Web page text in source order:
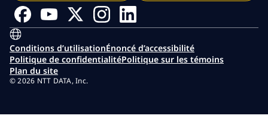
Conditions d’utilisationÉnoncé d’accessibilité
Politique de confidentialitéPolitique sur les témoins
Plan du site
© 2026 NTT DATA, Inc.